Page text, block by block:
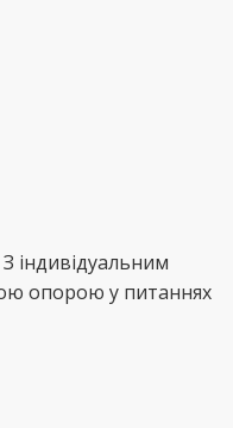
індивідуальним
опорою у питаннях